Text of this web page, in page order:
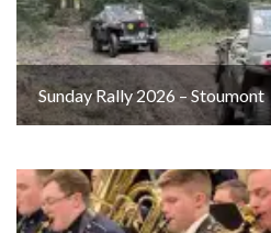
Sunday Rally 2026 – Stoumont